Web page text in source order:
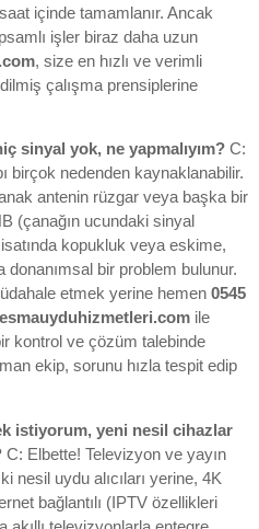
içinde tamamlanır. Ancak
işler biraz daha uzun
, size en hızlı ve verimli
çalışma prensiplerine
sinyal yok, ne yapmalıyım? C:
birçok nedenden kaynaklanabilir.
antenin rüzgar veya başka bir
(çanağın ucundaki sinyal
kopukluk veya eskime,
donanımsal bir problem bulunur.
etmek yerine hemen 0545
esmauyduhizmetleri.com ile
kontrol ve çözüm talebinde
ekip, sorunu hızla tespit edip
istiyorum, yeni nesil cihazlar
C: Elbette! Televizyon ve yayın
nesil uydu alıcıları yerine, 4K
bağlantılı (IPTV özellikleri